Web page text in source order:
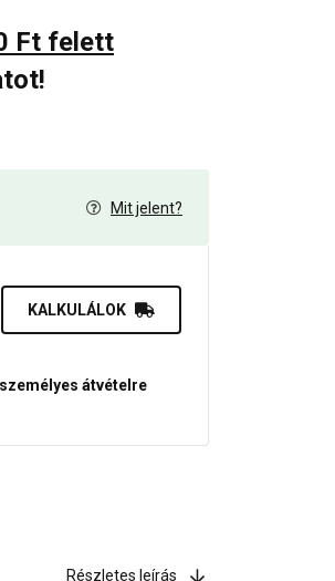
Ft felett
Mit jelent?
KALKULÁLOK
személyes átvételre
Részletes leírás